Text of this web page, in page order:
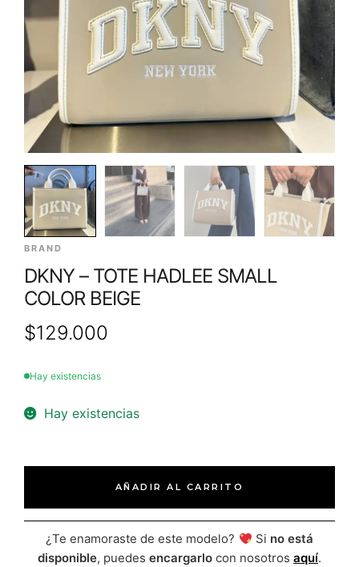
BRAND
DKNY – TOTE HADLEE SMALL
COLOR BEIGE
$129.000
Hay existencias
Hay existencias
AÑADIR AL CARRITO
¿Te enamoraste de este modelo? Si no está
disponible, puedes encargarlo con nosotros aquí.